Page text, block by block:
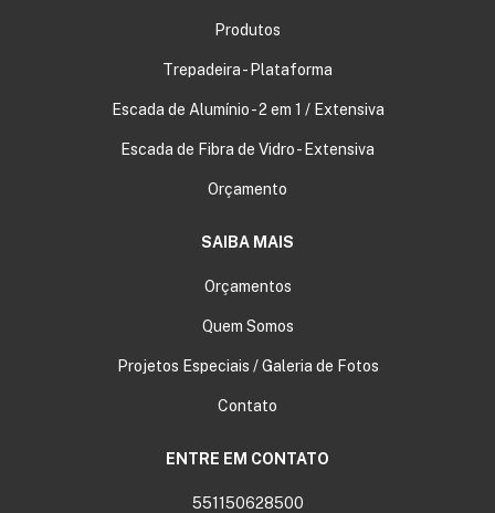
Produtos
Trepadeira - Plataforma
Escada de Alumínio - 2 em 1 / Extensiva
Escada de Fibra de Vidro - Extensiva
Orçamento
SAIBA MAIS
Orçamentos
Quem Somos
Projetos Especiais / Galeria de Fotos
Contato
ENTRE EM CONTATO
551150628500